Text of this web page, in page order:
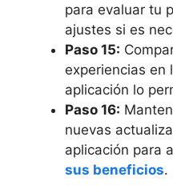
para evaluar tu
ajustes si es
Paso 15:
experiencias en
aplicación lo
Paso 16:
nuevas
aplicación para
sus beneficios.